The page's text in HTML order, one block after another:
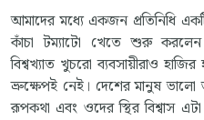
আমাদের মধ্যে একজন প্রতিনিধি
কাঁচা টম্যাটো খেতে শুরু
বিশ্বখ্যাত খুচরো ব্যবসায়ীরাও
ভ্রুক্ষেপই নেই। দেশের মানুষ
রূপকথা এবং ওদের স্থির বিশ্বাস